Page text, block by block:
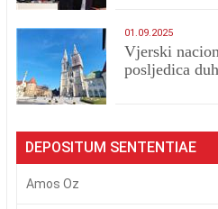
01.09.2025
​Vjerski
posljedica
DEPOSITUM SENTENTIAE
Amos Oz